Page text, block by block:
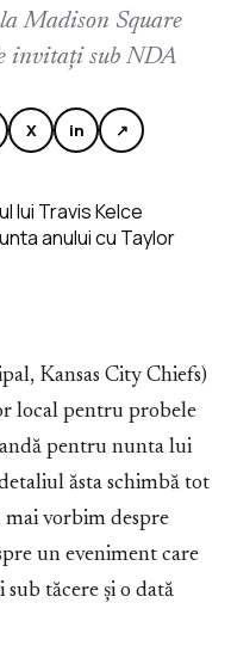
Madison Square
invitați sub NDA
X in ↗
Kansas City Chiefs)
local pentru probele
pentru nunta lui
ăsta schimbă tot
mai vorbim despre
un eveniment care
tăcere și o dată